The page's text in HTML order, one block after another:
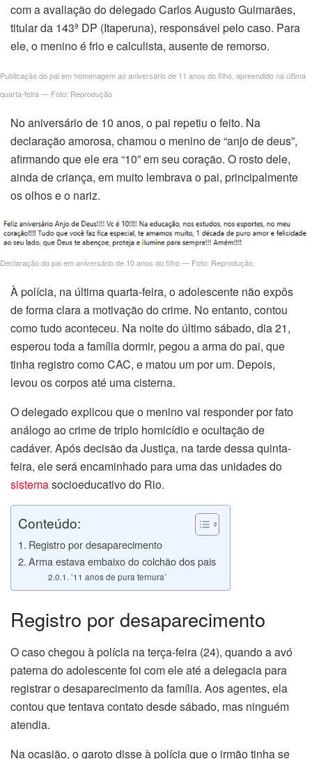
panel
panel
panel
satın al
Panel
panel
panel
panel
panel
panel
panel
panel
panel
panel
panel
panel
panel
com a avaliação do delegado Carlos Augusto Guimarães,
titular da 143ª DP (Itaperuna), responsável pelo caso. Para
ele, o menino é frio e calculista, ausente de remorso.
Publicação do pai em homenagem ao aniversário de 11 anos do filho, apreendido na última
quarta-feira — Foto: Reprodução
No aniversário de 10 anos, o pai repetiu o feito. Na
declaração amorosa, chamou o menino de “anjo de deus”,
afirmando que ele era “10” em seu coração. O rosto dele,
ainda de criança, em muito lembrava o pai, principalmente
os olhos e o nariz.
Declaração do pai em aniversário de 10 anos do filho — Foto: Reprodução
À polícia, na última quarta-feira, o adolescente não expôs
de forma clara a motivação do crime. No entanto, contou
como tudo aconteceu. Na noite do último sábado, dia 21,
esperou toda a família dormir, pegou a arma do pai, que
tinha registro como CAC, e matou um por um. Depois,
levou os corpos até uma cisterna.
O delegado explicou que o menino vai responder por fato
análogo ao crime de triplo homicídio e ocultação de
cadáver. Após decisão da Justiça, na tarde dessa quinta-
feira, ele será encaminhado para uma das unidades do
sistemasocioeducativo do Rio.
Conteúdo:
Registro por desaparecimento
Arma estava embaixo do colchão dos pais
’11 anos de pura ternura’
Registro por desaparecimento
O caso chegou à polícia na terça-feira (24), quando a avó
paterna do adolescente foi com ele até a delegacia para
registrar o desaparecimento da família. Aos agentes, ela
contou que tentava contato desde sábado, mas ninguém
atendia.
Na ocasião, o garoto disse à polícia que o irmão tinha se